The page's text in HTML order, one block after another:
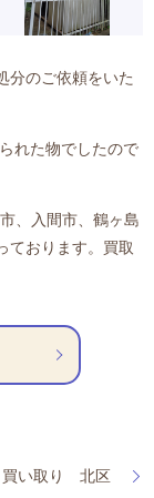
分のご依頼をいた
れた物でしたので
、入間市、鶴ヶ島
ております。買取
い取り 北区